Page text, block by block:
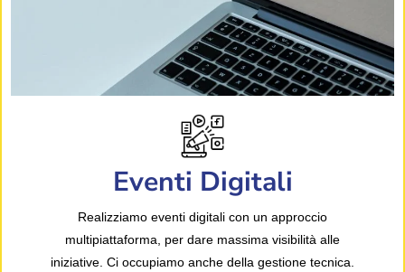
Eventi Digitali
Realizziamo eventi digitali con un approccio
multipiattaforma, per dare massima visibilità alle
iniziative. Ci occupiamo anche della gestione tecnica.